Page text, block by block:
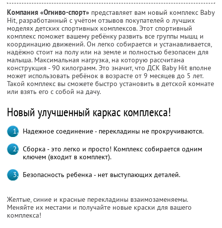
Компания «Огниво-спорт» представляет вам новый комплекс Baby
Hit, разработанный с учётом отзывов покупателей о лучших
моделях детских спортивных комплексов. Этот спортивный
комплекс поможет вашему ребёнку развить все группы мышц и
координацию движений. Он легко собирается и устанавливается,
надёжно стоит на полу или на земле и полностью безопасен для
малыша. Максимальная нагрузка, на которую рассчитана
конструкция - 90 килограмм. Это значит, что ДСК Baby Hit вполне
может использовать ребёнок в возрасте от 9 месяцев до 5 лет.
Такой комплекс вы сможете быстро установить в детской комнате
или взять его с собой на дачу.
Новый улучшенный каркас комплекса!
Надежное соединение - перекладины не прокручиваются.
Сборка - это легко и просто! Комплекс собирается одним
ключем (входит в комплект).
Безопасность ребенка - нет выступающих деталей.
Желтые, синие и красные перекладины взаимозаменяемы.
Меняйте их местами и получайте новые краски для вашего
комплекса!